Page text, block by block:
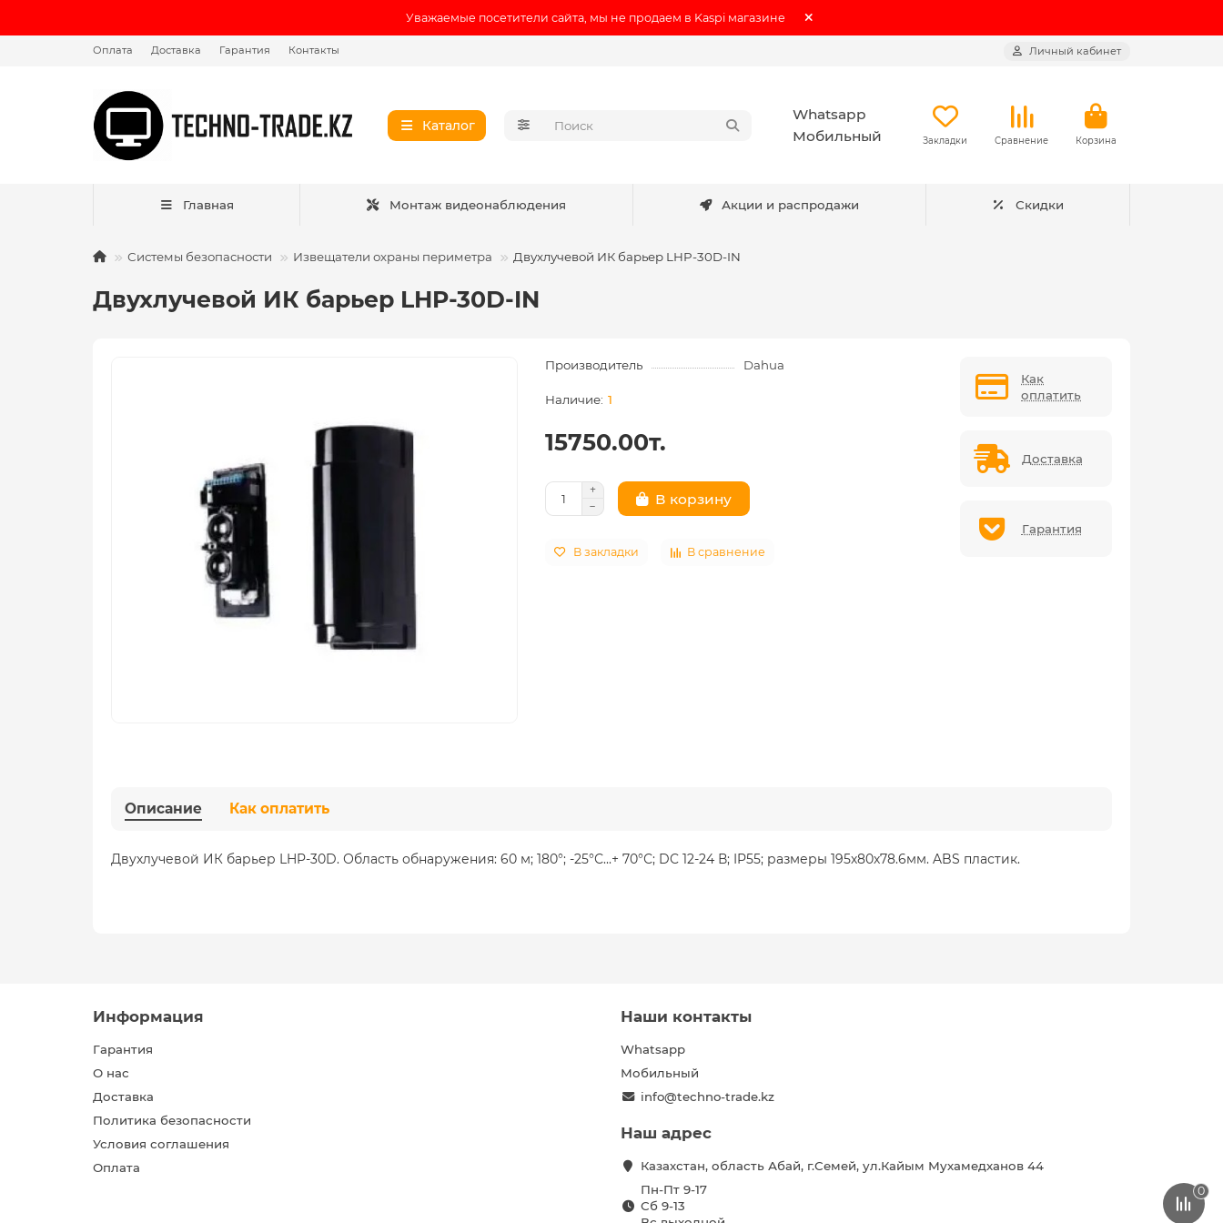
Уважаемые посетители сайта, мы не продаем в Kaspi магазине
Оплата Доставка Гарантия Контакты Личный кабинет
Каталог
Whatsapp
Мобильный
Закладки Сравнение Корзина
Главная Монтаж видеонаблюдения Акции и распродажи Скидки
Системы безопасности Извещатели охраны периметра Двухлучевой ИК барьер LHP-30D-IN
Двухлучевой ИК барьер LHP-30D-IN
Производитель Dahua
1
15750.00т.
В корзину
В закладки В сравнение
Как
оплатить
Доставка
Гарантия
Описание Как оплатить
Двухлучевой ИК барьер LHP-30D. Область обнаружения: 60 м; 180°; -25°С...+ 70°С; DC 12-24 В; IP55; размеры 195х80х78.6мм. ABS пластик.
Информация
Гарантия
О нас
Доставка
Политика безопасности
Условия соглашения
Оплата
Наши контакты
Whatsapp
Мобильный
info@techno-trade.kz
Наш адрес
Казахстан, область Абай, г.Семей, ул.Кайым Мухамедханов 44
Пн-Пт 9-17
Сб 9-13
0